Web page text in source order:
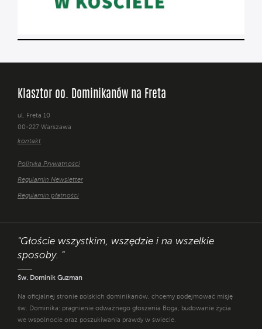
Klasztor oo. Dominikanów na Freta
ul. Freta 10
00-227 Warszawa
kontakt
Polityka Prywatności
Regulamin Newsletter
Regulamin płatności
"Głoście wszystkim, wszędzie i na wszelkie
sposoby. "
Św. Dominik Guzman
Na oficjalnej stronie polskich dominikanów, chcemy podejmować misję
św. Dominika: pragnienie odważnego głoszenia Boga, budowanie życia
we wspólnocie oraz poszukiwania prawdy w świecie.